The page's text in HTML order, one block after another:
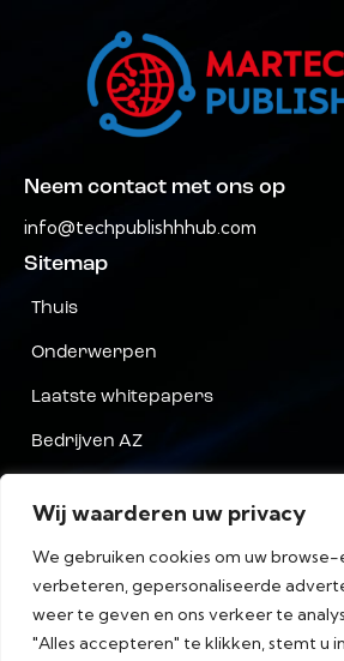
Wij waarderen uw privacy
We gebruiken cookies om uw
verbeteren, gepersonaliseerde
weer te geven en ons verkeer te
"Alles accepteren" te klikken, stemt u
Neem contact met ons op
info@techpublishhhub.com
Sitemap
Thuis
Onderwerpen
Laatste whitepapers
Bedrijven AZ
Privacy
algemene voorwaarden